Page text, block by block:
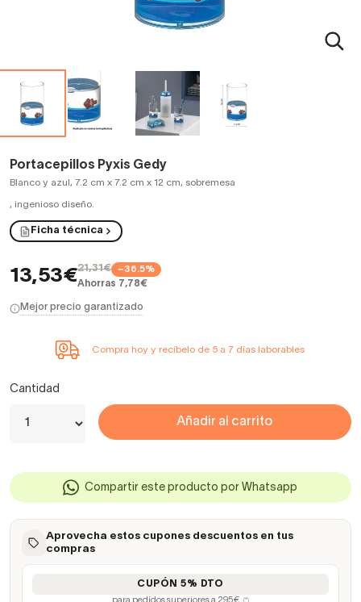
Portacepillos Pyxis Gedy
Blanco y azul, 7.2 cm x 7.2 cm x 12 cm, sobremesa
, ingenioso diseño.
Ficha técnica
13,53€21,31€ −36.5%
Ahorras 7,78€
Mejor precio garantizado
Compra hoy y recíbelo de 5 a 7 días laborables
Cantidad
Añadir al carrito
Compartir este producto por Whatsapp
Aprovecha estos cupones descuentos en tus
compras
CUPÓN 5% DTO